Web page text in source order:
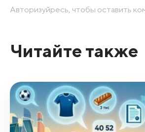
Авторизуйресь, чтобы оставить
Читайте также